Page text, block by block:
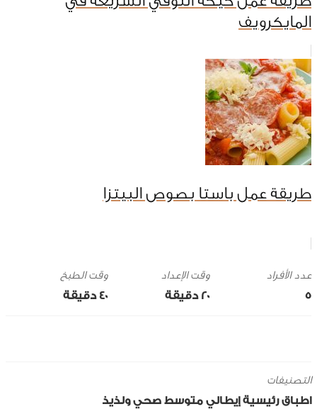
المايكرويف
طريقة عمل باستا بصوص البيتزا
5
وقت الإعداد
20 ‎دقيقة
وقت الطبخ
40 ‎دقيقة
التصنيفات
اطباق رئيسية إيطالي متوسط صحي ولذيذ